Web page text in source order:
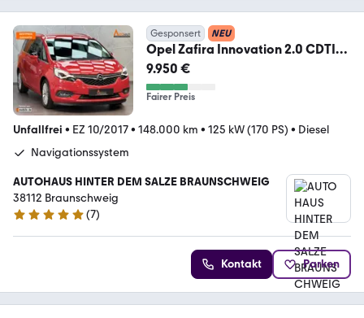
Gesponsert NEU
Opel Zafira Innovation 2.0 CDTI
|LED|PDC|KLIMA|SHZG|
9.950 €
Fairer Preis
Unfallfrei • EZ 10/2017• 148.000 km • 125 kW (170 PS) • Diesel
Navigationssystem
AUTOHAUS HINTER DEM SALZE BRAUNSCHWEIG
38112 Braunschweig
5 Sterne
(7)
Kontakt Parken